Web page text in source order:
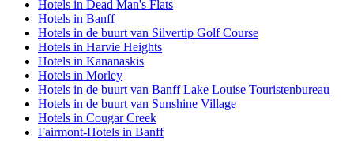
Hotels in Dead Man's Flats
Hotels in Banff
Hotels in de buurt van Silvertip Golf Course
Hotels in Harvie Heights
Hotels in Kananaskis
Hotels in Morley
Hotels in de buurt van Banff Lake Louise Touristenbureau
Hotels in de buurt van Sunshine Village
Hotels in Cougar Creek
Fairmont-Hotels in Banff